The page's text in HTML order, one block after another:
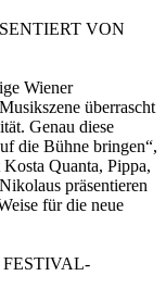
VON
Wiener
überrascht
Genau diese
die Bühne bringen“,
Quanta, Pippa,
präsentieren
für die neue